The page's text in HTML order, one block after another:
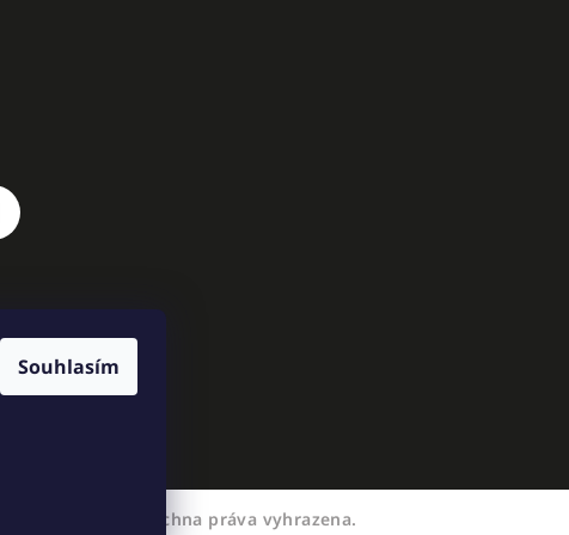
Souhlasím
. Všechna práva vyhrazena.